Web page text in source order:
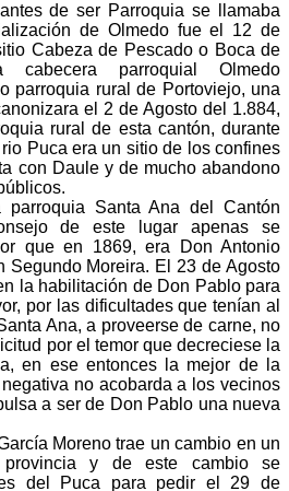
de ser Parroquia se llamaba
de Olmedo fue el 12 de
Cabeza de Pescado o Boca de
cabecera parroquial Olmedo
parroquia rural de Portoviejo, una
el 2 de Agosto del 1.884,
rural de esta cantón, durante
Puca era un sitio de los confines
con Daule y de mucho abandono
Santa Ana del Cantón
de este lugar apenas se
que en 1869, era Don Antonio
Segundo Moreira. El 23 de Agosto
la habilitación de Don Pablo para
por las dificultades que tenían al
Ana, a proveerse de carne, no
por el temor que decreciese la
en ese entonces la mejor de la
no acobarda a los vecinos
a ser de Don Pablo una nueva
Moreno trae un cambio en un
y de este cambio se
del Puca para pedir el 29 de